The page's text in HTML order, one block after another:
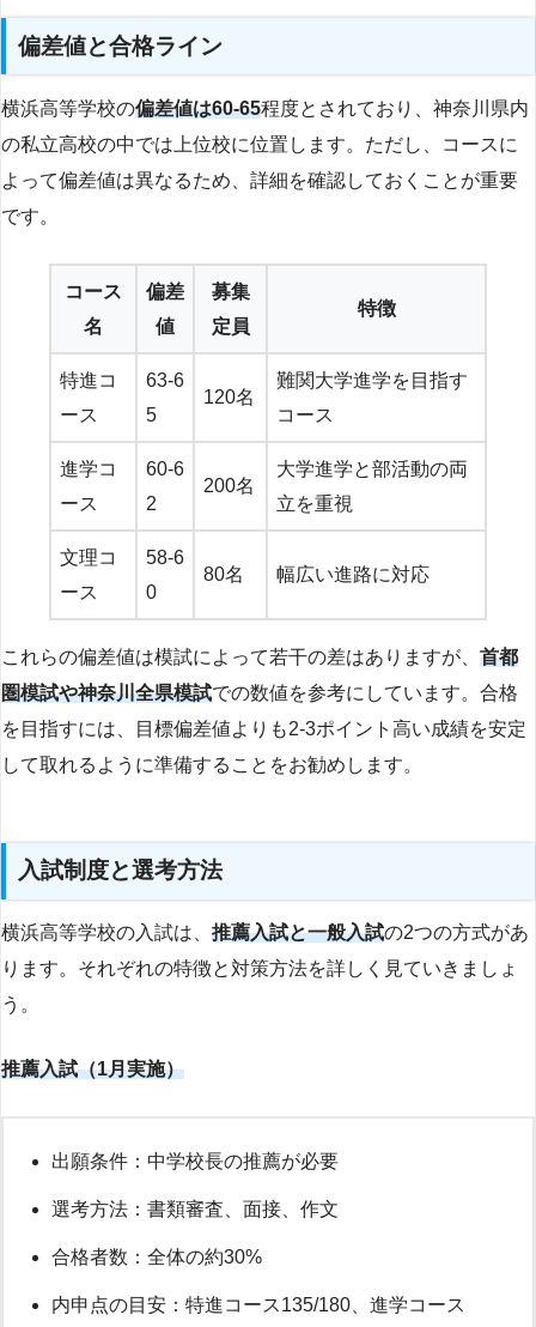
偏差値と合格ライン
横浜高等学校の偏差値は60-65程度とされており、神奈川県内
の私立高校の中では上位校に位置します。ただし、コースに
よって偏差値は異なるため、詳細を確認しておくことが重要
です。
コース
名
偏差
値
募集
定員
特徴
特進コ
ース
63-6
5
120名
難関大学進学を目指す
コース
進学コ
ース
60-6
2
200名
大学進学と部活動の両
立を重視
文理コ
ース
58-6
0
80名 幅広い進路に対応
これらの偏差値は模試によって若干の差はありますが、 首都
圏模試や神奈川全県模試での数値を参考にしています。合格
を目指すには、目標偏差値よりも2-3ポイント高い成績を安定
して取れるように準備することをお勧めします。
入試制度と選考方法
横浜高等学校の入試は、 推薦入試と一般入試の2つの方式があ
ります。それぞれの特徴と対策方法を詳しく見ていきましょ
う。
推薦入試（1月実施）
出願条件：中学校長の推薦が必要
選考方法：書類審査、面接、作文
合格者数：全体の約30%
内申点の目安：特進コース135/180、進学コース